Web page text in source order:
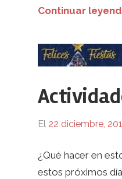
Continuar
El 22 diciembre,
¿Qué hacer en
estos próximos